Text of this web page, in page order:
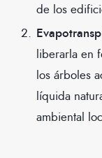
de los
liberarla en
los árboles
líquida
ambiental